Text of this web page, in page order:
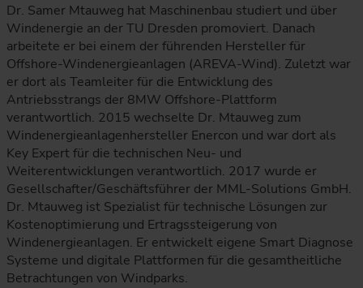
Dr. Samer Mtauweg hat Maschinenbau studiert und über
Windenergie an der TU Dresden promoviert. Danach
arbeitete er bei einem der führenden Hersteller für
Offshore-Windenergieanlagen (AREVA-Wind). Zuletzt war
er dort als Teamleiter für die Entwicklung des
Antriebsstrangs der 8MW Offshore-Plattform
verantwortlich. 2015 wechselte Dr. Mtauweg zum
Windenergieanlagenhersteller Enercon und war dort als
Key Expert für die technischen Neu- und
Weiterentwicklungen verantwortlich. 2017 wurde er
Gesellschafter/Geschäftsführer der MML-Solutions GmbH.
Dr. Mtauweg ist Spezialist für technische Lösungen zur
Kostenoptimierung und Ertragssteigerung von
Windenergieanlagen. Er entwickelt eigene Smart Diagnose
Systeme und digitale Plattformen für die gesamtheitliche
Betrachtungen von Windparks.